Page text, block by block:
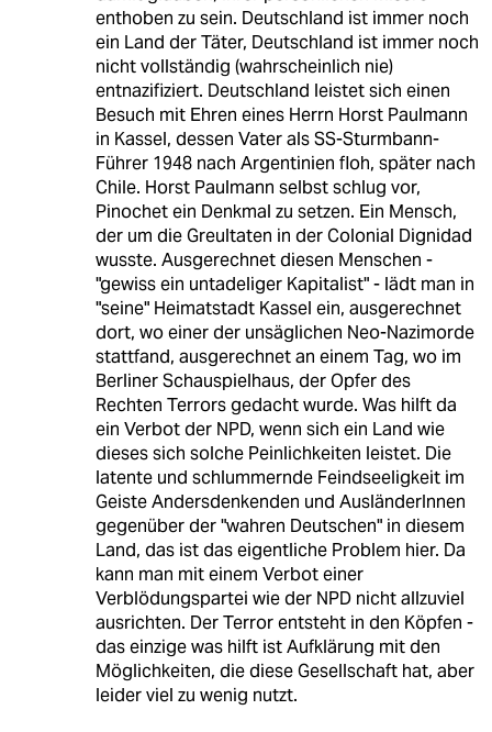
enthoben zu sein. Deutschland ist immer noch
ein Land der Täter, Deutschland ist immer noch
nicht vollständig (wahrscheinlich nie)
entnazifiziert. Deutschland leistet sich einen
Besuch mit Ehren eines Herrn Horst Paulmann
in Kassel, dessen Vater als SS-Sturmbann-
Führer 1948 nach Argentinien floh, später nach
Chile. Horst Paulmann selbst schlug vor,
Pinochet ein Denkmal zu setzen. Ein Mensch,
der um die Greultaten in der Colonial Dignidad
wusste. Ausgerechnet diesen Menschen -
"gewiss ein untadeliger Kapitalist" - lädt man in
"seine" Heimatstadt Kassel ein, ausgerechnet
dort, wo einer der unsäglichen Neo-Nazimorde
stattfand, ausgerechnet an einem Tag, wo im
Berliner Schauspielhaus, der Opfer des
Rechten Terrors gedacht wurde. Was hilft da
ein Verbot der NPD, wenn sich ein Land wie
dieses sich solche Peinlichkeiten leistet. Die
latente und schlummernde Feindseeligkeit im
Geiste Andersdenkenden und AusländerInnen
gegenüber der "wahren Deutschen" in diesem
Land, das ist das eigentliche Problem hier. Da
kann man mit einem Verbot einer
Verblödungspartei wie der NPD nicht allzuviel
ausrichten. Der Terror entsteht in den Köpfen -
das einzige was hilft ist Aufklärung mit den
Möglichkeiten, die diese Gesellschaft hat, aber
leider viel zu wenig nutzt.